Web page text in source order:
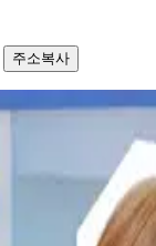
주소복사